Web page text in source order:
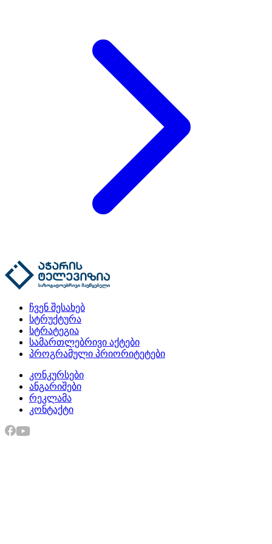
ჩვენ შესახებ
სტრუქტურა
სტრატეგია
სამართლებრივი აქტები
პროგრამული პრიორიტეტები
კონკურსები
ანგარიშები
რეკლამა
კონტაქტი